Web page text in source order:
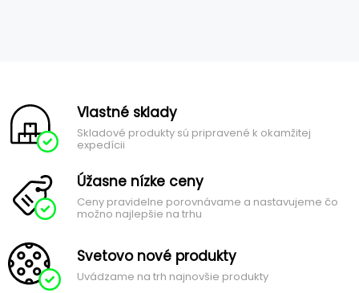
Vlastné sklady
Skladové produkty sú pripravené k okamžitej
expedícii
Úžasne nízke ceny
Ceny pravidelne porovnávame a nastavujeme čo
možno najlepšie na trhu
Svetovo nové produkty
Uvádzame na trh najnovšie produkty